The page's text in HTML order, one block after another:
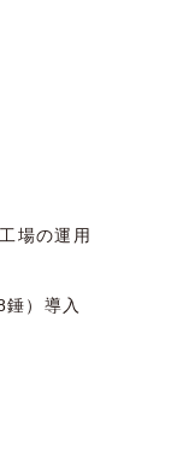
場の運用
）導入